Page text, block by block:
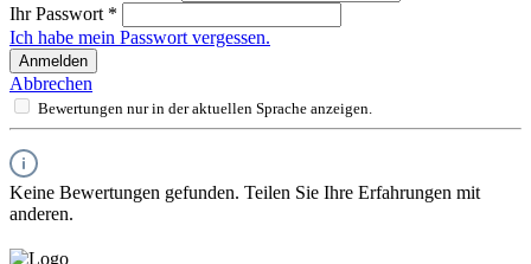
Ihr Passwort *
Ich habe mein Passwort vergessen.
Anmelden
Abbrechen
Bewertungen nur in der aktuellen Sprache anzeigen.
Keine Bewertungen gefunden. Teilen Sie Ihre Erfahrungen mit
anderen.